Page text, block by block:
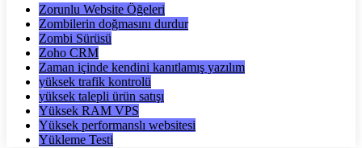
Zorunlu Website Öğeleri
Zombilerin doğmasını durdur
Zombi Sürüsü
Zoho CRM
Zaman içinde kendini kanıtlamış yazılım
yüksek trafik kontrolü
yüksek talepli ürün satışı
Yüksek RAM VPS
Yüksek performanslı websitesi
Yükleme Testi